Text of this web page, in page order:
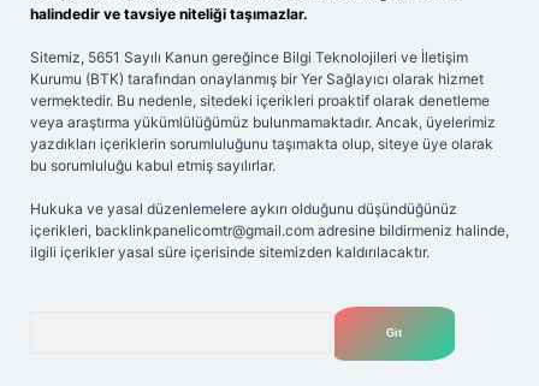
halindedir ve tavsiye niteliği taşımazlar.
Sitemiz, 5651 Sayılı Kanun gereğince Bilgi Teknolojileri ve İletişim
Kurumu (BTK) tarafından onaylanmış bir Yer Sağlayıcı olarak hizmet
vermektedir. Bu nedenle, sitedeki içerikleri proaktif olarak denetleme
veya araştırma yükümlülüğümüz bulunmamaktadır. Ancak, üyelerimiz
yazdıkları içeriklerin sorumluluğunu taşımakta olup, siteye üye olarak
bu sorumluluğu kabul etmiş sayılırlar.
Hukuka ve yasal düzenlemelere aykırı olduğunu düşündüğünüz
içerikleri, backlinkpanelicomtr@gmail.com adresine bildirmeniz halinde,
ilgili içerikler yasal süre içerisinde sitemizden kaldırılacaktır.